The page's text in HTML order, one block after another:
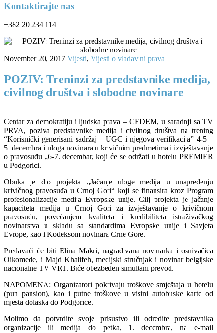
Kontaktirajte nas
+382 20 234 114
November 20, 2017 Vijesti, Vijesti o vladavini prava
POZIV: Treninzi za predstavnike medija,
civilnog društva i slobodne novinare
Centar za demokratiju i ljudska prava – CEDEM, u saradnji sa TV
PRVA, poziva predstavnike medija i civilnog društva na trening
“Korisnički generisani sadržaj – UGC i njegova verifikacija” 4-5 –
5. decembra i uloga novinara u krivičnim predmetima i izvještavanje
o pravosuđu „6-7. decembar, koji će se održati u hotelu PREMIER
u Podgorici.
Obuka je dio projekta „Jačanje uloge medija u unapređenju
krivičnog pravosuđa u Crnoj Gori“ koji se finansira kroz Program
profesionalizacije medija Evropske unije. Cilj projekta je jačanje
kapaciteta medija u Crnoj Gori za izvještavanje o krivičnom
pravosuđu, povećanjem kvaliteta i kredibiliteta istraživačkog
novinarstva u skladu sa standardima Evropske unije i Savjeta
Evrope, kao i Kodeksom novinara Crne Gore.
Predavači će biti Elina Makri, nagrađivana novinarka i osnivačica
Oikomede, i Majd Khalifeh, medijski stručnjak i novinar belgijske
nacionalne TV VRT. Biće obezbeđen simultani prevod.
NAPOMENA: Organizatori pokrivaju troškove smještaja u hotelu
(pun pansion), kao i putne troškove u visini autobuske karte od
mjesta dolaska do Podgorice.
Molimo da potvrdite svoje prisustvo ili odredite predstavnika
organizacije ili medija do petka, 1. decembra, na e-mail